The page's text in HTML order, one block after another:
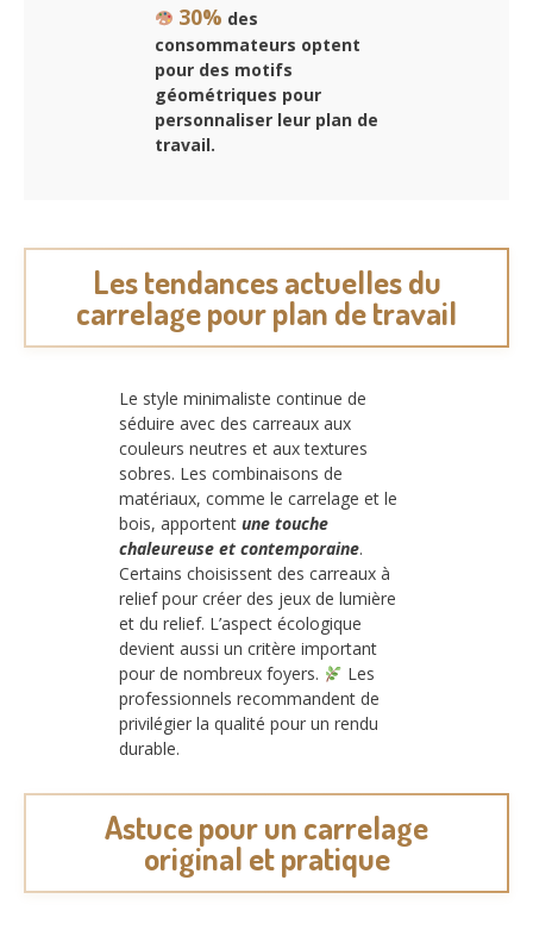
30% des
consommateurs optent
pour des motifs
géométriques pour
personnaliser leur plan de
travail.
Les tendances actuelles du
carrelage pour plan de travail
Le style minimaliste continue de
séduire avec des carreaux aux
couleurs neutres et aux textures
sobres. Les combinaisons de
matériaux, comme le carrelage et le
bois, apportent une touche
chaleureuse et contemporaine.
Certains choisissent des carreaux à
relief pour créer des jeux de lumière
et du relief. L’aspect écologique
devient aussi un critère important
pour de nombreux foyers.
Les
professionnels recommandent de
privilégier la qualité pour un rendu
durable.
Astuce pour un carrelage
original et pratique